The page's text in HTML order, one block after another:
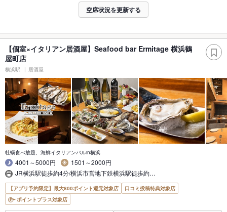
空席状況を更新する
【個室×イタリアン居酒屋】Seafood bar Ermitage 横浜鶴
屋町店
横浜駅 居酒屋
牡蠣食べ放題、海鮮イタリアンバルin横浜
4001～5000円
1501～2000円
JR横浜駅徒歩約4分/横浜市営地下鉄横浜駅徒歩約…
【アプリ予約限定】最大800ポイント還元対象店
口コミ投稿特典対象店
ポイントプラス対象店